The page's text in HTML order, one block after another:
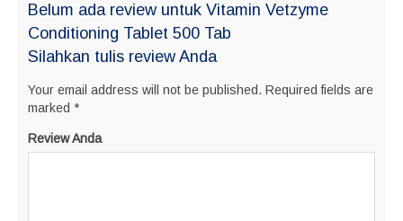
Belum ada review untuk Vitamin Vetzyme
Conditioning Tablet 500 Tab
Silahkan tulis review Anda
Your email address will not be published. Required fields are
marked *
Review Anda